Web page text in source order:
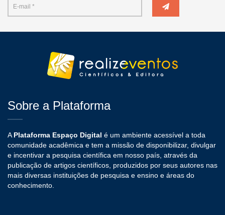
Sobre a Plataforma
A Plataforma Espaço Digital é um ambiente acessível a toda
comunidade acadêmica e tem a missão de disponibilizar, divulgar
e incentivar a pesquisa científica em nosso país, através da
publicação de artigos científicos, produzidos por seus autores nas
mais diversas instituições de pesquisa e ensino e áreas do
conhecimento.